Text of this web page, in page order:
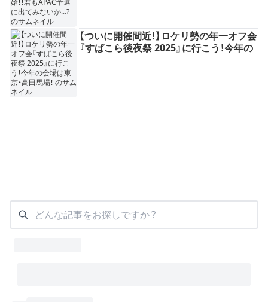
【ついに開催間近！】ロケリ勢の年一オフ会
『すぱこら後夜祭 2025』に行こう！今年の
どんな記事をお探しですか？